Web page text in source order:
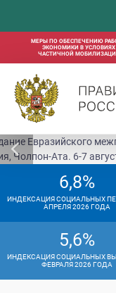
МЕРЫ ПО ОБЕСПЕЧЕНИЮ
ЭКОНОМИКИ В УСЛОВИЯХ
ЧАСТИЧНОЙ
6,8%
ИНДЕКСАЦИЯ СОЦИАЛЬНЫХ
АПРЕЛЯ 2026 ГОДА
5,6%
ИНДЕКСАЦИЯ СОЦИАЛЬНЫХ
ФЕВРАЛЯ 2026 ГОДА